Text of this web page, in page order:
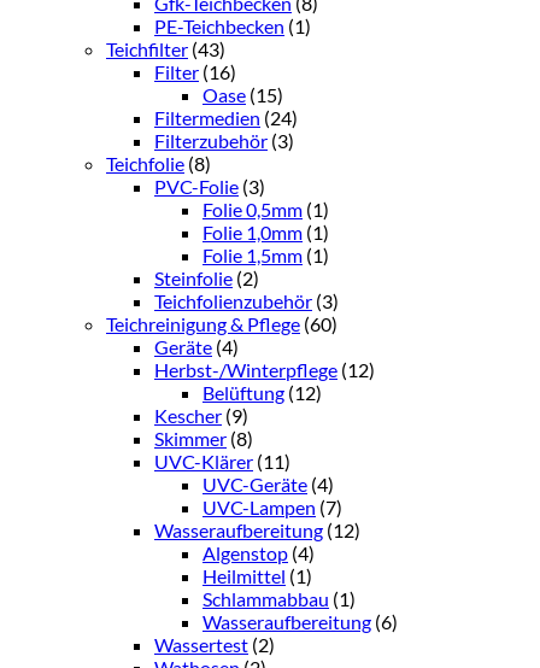
PE-Teichbecken (1)
Teichfilter (43)
Filter (16)
Oase (15)
Filtermedien (24)
Filterzubehör (3)
Teichfolie (8)
PVC-Folie (3)
Folie 0,5mm (1)
Folie 1,0mm (1)
Folie 1,5mm (1)
Steinfolie (2)
Teichfolienzubehör (3)
Teichreinigung & Pflege (60)
Geräte (4)
Herbst-/Winterpflege (12)
Belüftung (12)
Kescher (9)
Skimmer (8)
UVC-Klärer (11)
UVC-Geräte (4)
UVC-Lampen (7)
Wasseraufbereitung (12)
Algenstop (4)
Heilmittel (1)
Schlammabbau (1)
Wasseraufbereitung (6)
Wassertest (2)